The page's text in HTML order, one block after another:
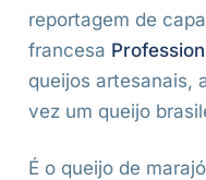
reportagem de
francesa
queijos artesanais,
vez um queijo
É o queijo de